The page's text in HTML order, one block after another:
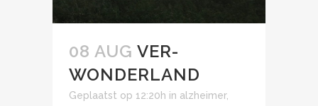
08 AUG VER-
WONDERLAND
Geplaatst op 12:20h in alzheimer,